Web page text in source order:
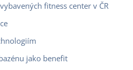
fitness center v ČR
jako benefit